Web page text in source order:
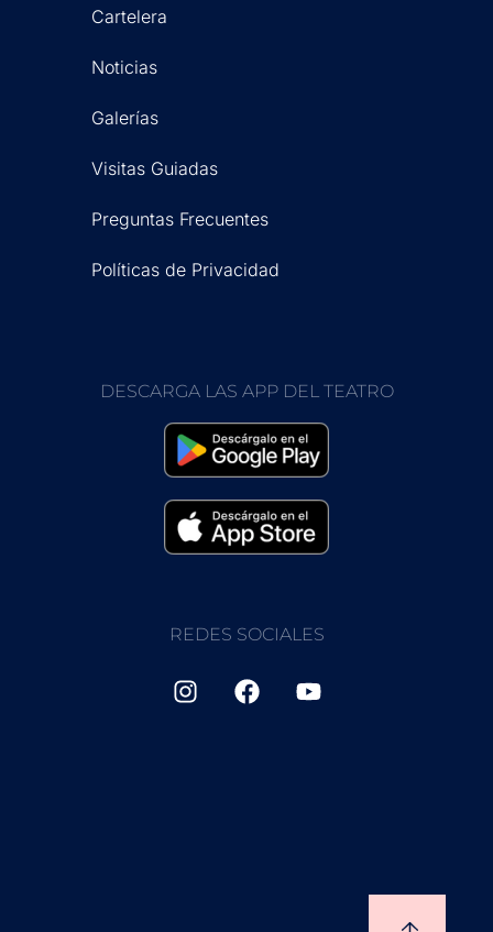
Cartelera
Noticias
Galerías
Visitas Guiadas
Preguntas Frecuentes
Políticas de Privacidad
DESCARGA LAS APP DEL TEATRO
REDES SOCIALES